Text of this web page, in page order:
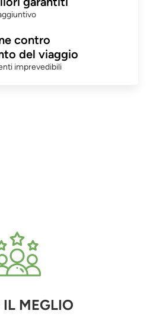
contro
del viaggio
imprevedibili
MEGLIO